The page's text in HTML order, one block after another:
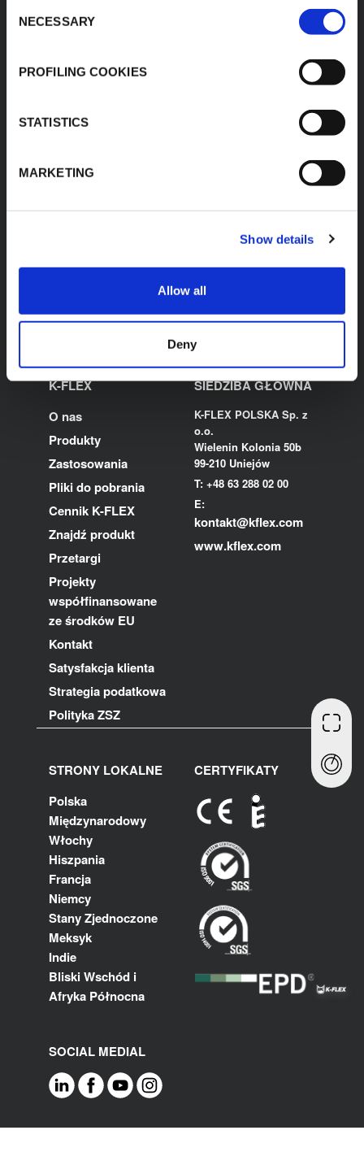
Selection
NECESSARY
PROFILING COOKIES
STATISTICS
MARKETING
Show details
Allow all
Deny
K-FLEX
O nas
Produkty
Zastosowania
Pliki do pobrania
Cennik K-FLEX
Znajdź produkt
Przetargi
Projekty
współfinansowane
ze środków EU
Kontakt
Satysfakcja klienta
Strategia podatkowa
Polityka ZSZ
SIEDZIBA GŁOWNA
K-FLEX POLSKA Sp. z
o.o.
Wielenin Kolonia 50b
99-210 Uniejów
T: +48 63 288 02 00
E:
kontakt@kflex.com
www.kflex.com
STRONY LOKALNE
Polska
Międzynarodowy
Włochy
Hiszpania
Francja
Niemcy
Stany Zjednoczone
Meksyk
Indie
Bliski Wschód i
Afryka Północna
CERTYFIKATY
SOCIAL MEDIAL